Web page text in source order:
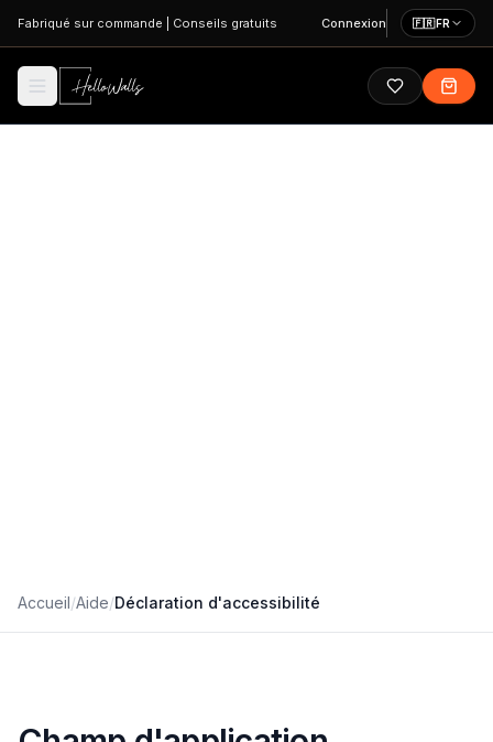
Aller au contenu principal
Fabriqué sur commande Conseils gratuits Connexion 🇫🇷FR
Accueil/Aide/Déclaration d'accessibilité